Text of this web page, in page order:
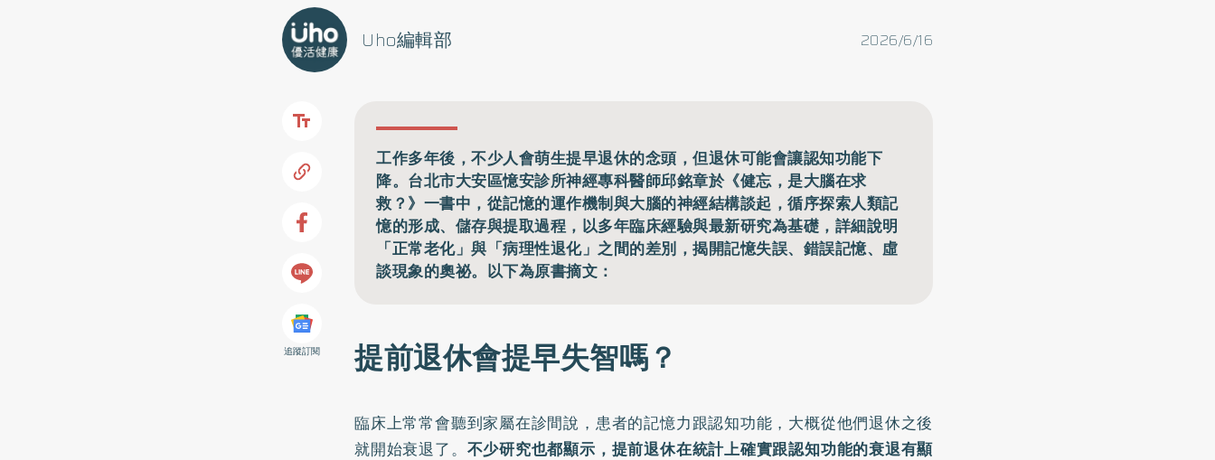
2026/6/16
Uho編輯部
追蹤訂閱
工作多年後，不少人會萌生提早退休的念頭，但退休可能會讓認知功能下
降。台北市大安區憶安診所神經專科醫師邱銘章於《健忘，是大腦在求
救？》一書中，從記憶的運作機制與大腦的神經結構談起，循序探索人類記
憶的形成、儲存與提取過程，以多年臨床經驗與最新研究為基礎，詳細說明
「正常老化」與「病理性退化」之間的差別，揭開記憶失誤、錯誤記憶、虛
談現象的奧祕。以下為原書摘文：
提前退休會提早失智嗎？
臨床上常常會聽到家屬在診間說，患者的記憶力跟認知功能，大概從他們退休之後
就開始衰退了。 不少研究也都顯示，提前退休在統計上確實跟認知功能的衰退有顯